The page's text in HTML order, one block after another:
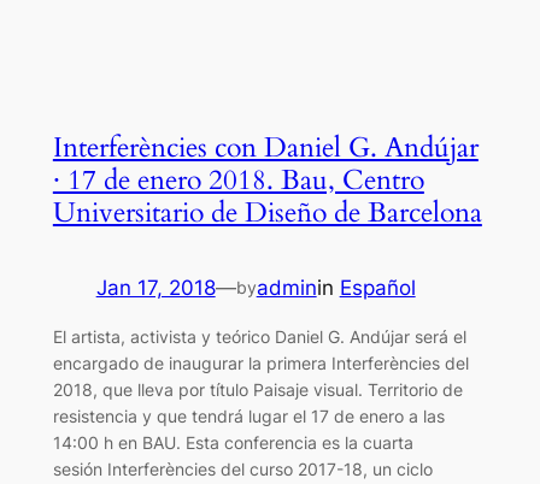
Interferències con Daniel G. Andújar
· 17 de enero 2018. Bau, Centro
Universitario de Diseño de Barcelona
Jan 17, 2018—byadminin Español
El artista, activista y teórico Daniel G. Andújar será el
encargado de inaugurar la primera Interferències del
2018, que lleva por título Paisaje visual. Territorio de
resistencia y que tendrá lugar el 17 de enero a las
14:00 h en BAU. Esta conferencia es la cuarta
sesión Interferències del curso 2017-18, un ciclo